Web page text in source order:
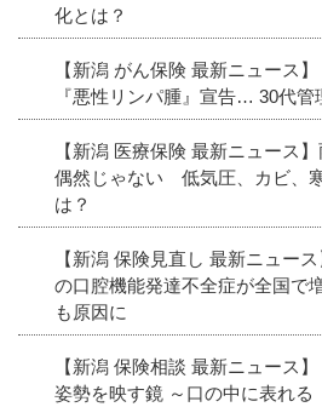
化とは？
【新潟 がん保険 最新ニュース
『悪性リンパ腫』宣告… 30代
【新潟 医療保険 最新ニュース
偶然じゃない 低気圧、カビ、
は？
【新潟 保険見直し 最新ニュー
の口腔機能発達不全症が全国で
も原因に
【新潟 保険相談 最新ニュース
姿勢を映す鏡 ～口の中に表れる